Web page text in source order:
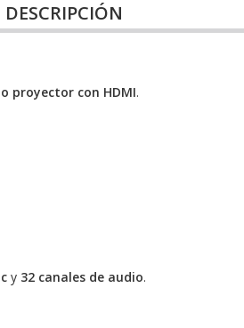
DESCRIPCIÓN
proyector con HDMI.
y 32 canales de audio.